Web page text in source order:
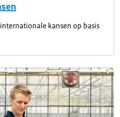
kansen op basis